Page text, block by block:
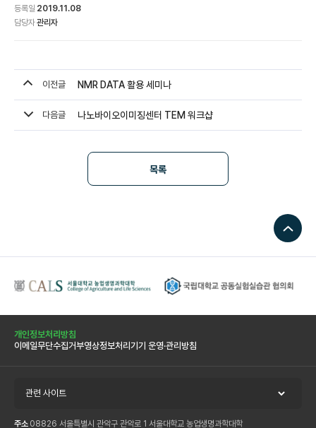
실험실습
공개강좌
등록일 2019.11.08
담당자관리자
이전글 NMR DATA 활용 세미나
다음글 나노바이오이미징센터 TEM 워크샵
목록
개인정보처리방침
이메일무단수집거부영상정보처리기기 운영·관리방침
주소 08826 서울특별시 관악구 관악로 1 서울대학교 농업생명과학대학
관련 사이트